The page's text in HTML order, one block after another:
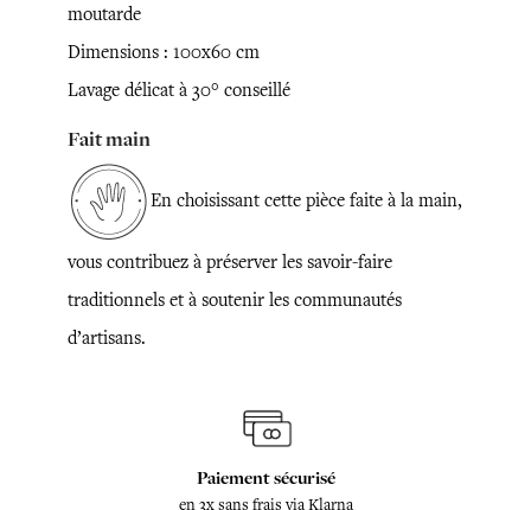
moutarde
Dimensions : 100x60 cm
Lavage délicat à 30° conseillé
Fait main
En choisissant cette pièce faite à la main,
vous contribuez à préserver les savoir-faire
traditionnels et à soutenir les communautés
d’artisans.
Paiement sécurisé
en 3x sans frais via Klarna